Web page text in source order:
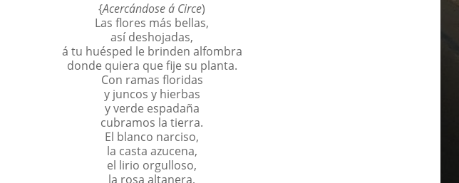
{Acercándose á Circe)
Las flores más bellas,
así deshojadas,
á tu huésped le brinden alfombra
donde quiera que fije su planta.
Con ramas floridas
y juncos y hierbas
y verde espadaña
cubramos la tierra.
El blanco narciso,
la casta azucena,
el lirio orgulloso,
la rosa altanera,